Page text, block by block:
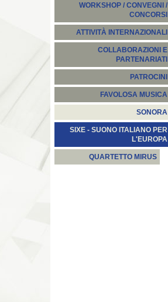
WORKSHOP / CONVEGNI /
CONCORSI
ATTIVITÀ INTERNAZIONALI
COLLABORAZIONI E
PARTENARIATI
PATROCINI
FAVOLOSA MUSICA
SONORA
SIXE - SUONO ITALIANO PER
L'EUROPA
QUARTETTO MIRUS